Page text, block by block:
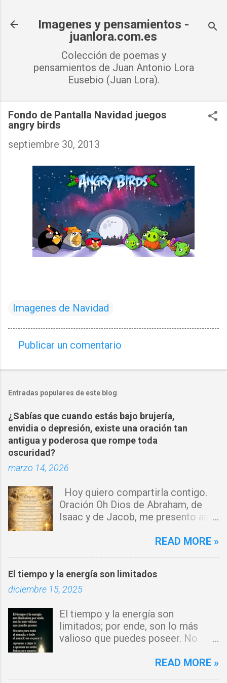
Imagenes y pensamientos -
juanlora.com.es
Colección de poemas y
pensamientos de Juan Antonio Lora
Eusebio (Juan Lora).
Fondo de Pantalla Navidad juegos
angry birds
septiembre 30, 2013
Imagenes de Navidad
o
e
n
t
a
r
i
s
Publicar un comentario
Entradas populares de este blog
¿Sabías que cuando estás bajo brujería,
envidia o depresión, existe una oración tan
antigua y poderosa que rompe toda
oscuridad?
marzo 14, 2026
Hoy quiero compartirla contigo.
Oración Oh Dios de Abraham, de
Isaac y de Jacob, me presento ante
por donde haya entrado la maldad.
Que tus ángeles guerreros cuiden
mi hogar y que el fuego del Espíritu
alrededor. Por el poder del Cordero
de Dios, rompo cadenas, destruyo
amarres y anulo toda palabra de
envidia o depresión, envíala al
READ MORE »
El tiempo y la energía son limitados
diciembre 15, 2025
El tiempo y la energía son
limitados; por ende, son lo más
valioso que puedes poseer. No
mundo no es para ti. Aprende a
READ MORE »